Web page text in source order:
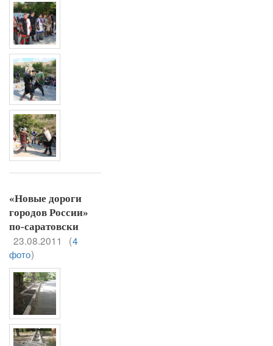
«Новые дороги
городов России»
по-саратовски
23.08.2011 (4
фото)